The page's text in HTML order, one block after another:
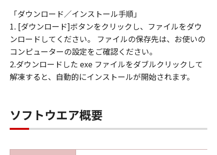
「ダウンロード／インストール手順」
1. [ダウンロード]ボタンをクリックし、ファイルをダウ
ンロードしてください。 ファイルの保存先は、お使いの
コンピューターの設定をご確認ください。
2.ダウンロードした exe ファイルをダブルクリックして
解凍すると、自動的にインストールが開始されます。
ソフトウエア概要